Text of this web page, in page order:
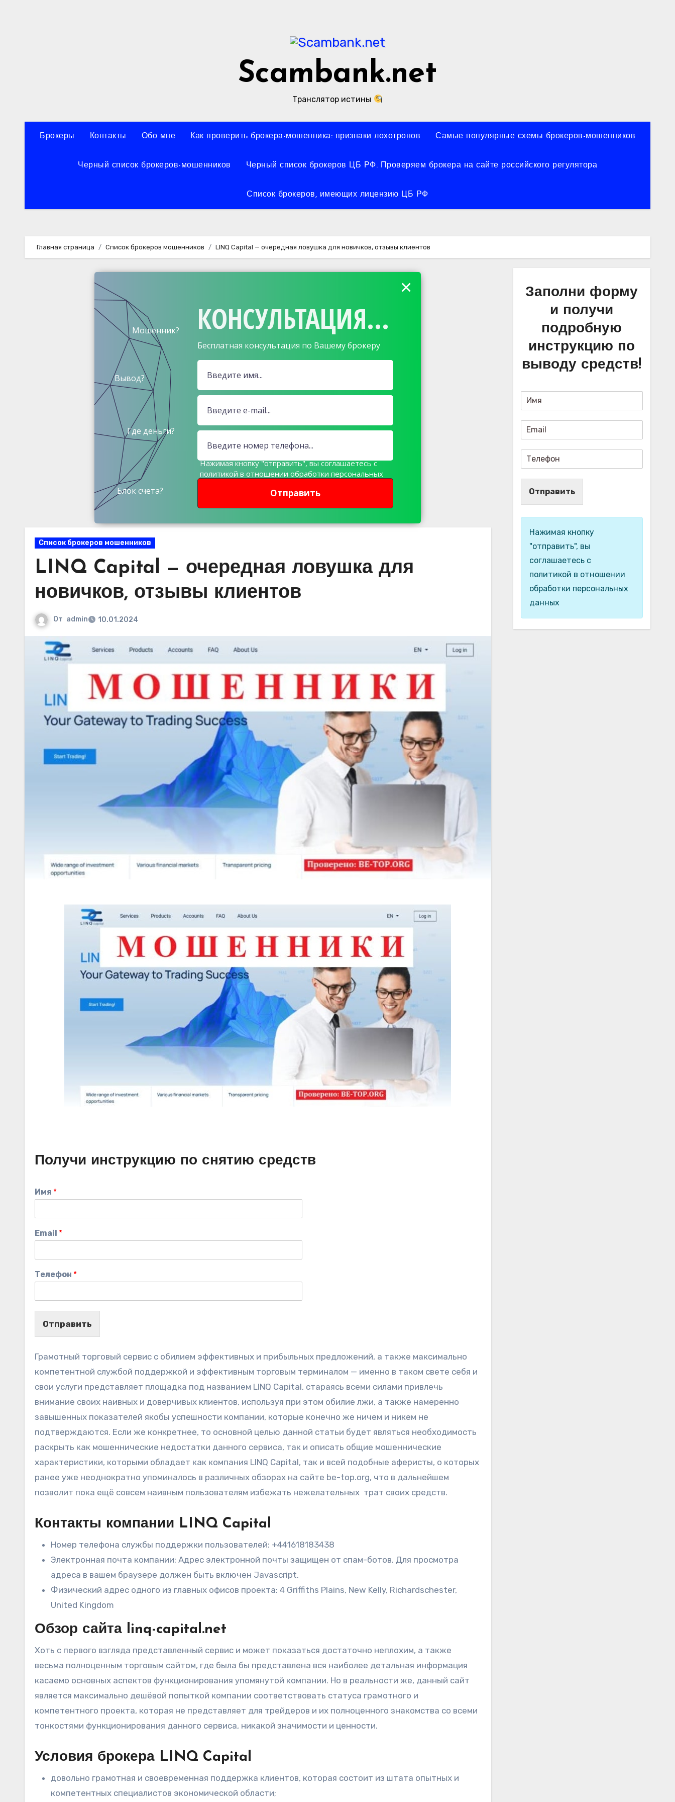
Scambank.net
Транслятор истины
Брокеры Контакты Обо мне Как проверить брокера-мошенника: признаки лохотронов Самые популярные схемы брокеров-мошенников
Черный список брокеров-мошенников Черный список брокеров ЦБ РФ. Проверяем брокера на сайте российского регулятора
Список брокеров, имеющих лицензию ЦБ РФ
Главная страница Список брокеров мошенников LINQ Capital — очередная ловушка для новичков, отзывы клиентов
КОНСУЛЬТАЦИЯ...
Бесплатная консультация по Вашему брокеру
Мошенник?
Вывод?
Где деньги?
Блок счета? Отправить
×
Нажимая кнопку "отправить", вы соглашаетесь с
политикой в отношении обработки персональных
Список брокеров мошенников
LINQ Capital — очередная ловушка для
новичков, отзывы клиентов
От admin 10.01.2024
Получи инструкцию по снятию средств
Имя *
Email *
Телефон *
Отправить
Грамотный торговый сервис с обилием эффективных и прибыльных предложений, а также максимально
компетентной службой поддержкой и эффективным торговым терминалом — именно в таком свете себя и
свои услуги представляет площадка под названием LINQ Capital, стараясь всеми силами привлечь
внимание своих наивных и доверчивых клиентов, используя при этом обилие лжи, а также намеренно
завышенных показателей якобы успешности компании, которые конечно же ничем и никем не
подтверждаются. Если же конкретнее, то основной целью данной статьи будет являться необходимость
раскрыть как мошеннические недостатки данного сервиса, так и описать общие мошеннические
характеристики, которыми обладает как компания LINQ Capital, так и всей подобные аферисты, о которых
ранее уже неоднократно упоминалось в различных обзорах на сайте be-top.org, что в дальнейшем
позволит пока ещё совсем наивным пользователям избежать нежелательных трат своих средств.
Контакты компании LINQ Capital
Номер телефона службы поддержки пользователей: +441618183438
Электронная почта компании: Адрес электронной почты защищен от спам-ботов. Для просмотра
адреса в вашем браузере должен быть включен Javascript.
Физический адрес одного из главных офисов проекта: 4 Griffiths Plains, New Kelly, Richardschester,
United Kingdom
Обзор сайта linq-capital.net
Хоть с первого взгляда представленный сервис и может показаться достаточно неплохим, а также
весьма полноценным торговым сайтом, где была бы представлена вся наиболее детальная информация
касаемо основных аспектов функционирования упомянутой компании. Но в реальности же, данный сайт
является максимально дешёвой попыткой компании соответствовать статуса грамотного и
компетентного проекта, которая не представляет для трейдеров и их полноценного знакомства со всеми
тонкостями функционирования данного сервиса, никакой значимости и ценности.
Условия брокера LINQ Capital
довольно грамотная и своевременная поддержка клиентов, которая состоит из штата опытных и
компетентных специалистов экономической области;
Заполни форму
и получи
подробную
инструкцию по
выводу средств!
Отправить
Нажимая кнопку
"отправить", вы
соглашаетесь с
политикой в отношении
обработки персональных
данных